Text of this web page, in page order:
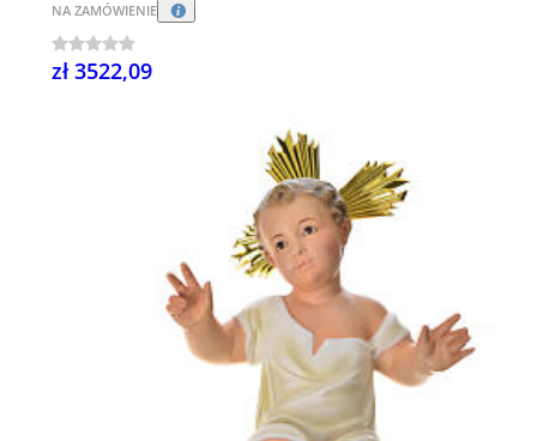
NA ZAMÓWIENIE
zł 3522,09